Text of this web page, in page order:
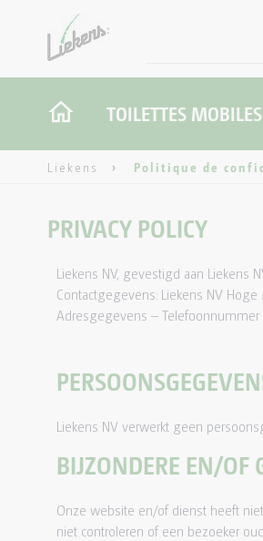
TOILETTES MOBILES
Liekens Politique de
PRIVACY POLICY
Liekens NV, gevestigd aan Liekens
Contactgegevens: Liekens NV
Adresgegevens – Telefoonnummer
Liekens NV verwerkt geen
BIJZONDERE EN/OF
Onze website en/of dienst heeft
niet controleren of een bezoeker